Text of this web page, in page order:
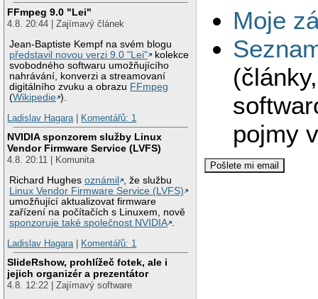
FFmpeg 9.0 "Lei"
4.8. 20:44 | Zajímavý článek
Jean-Baptiste Kempf na svém blogu
představil novou verzi 9.0 "Lei"
kolekce
svobodného softwaru umožňujícího
nahrávání, konverzi a streamovaní
digitálního zvuku a obrazu FFmpeg
(Wikipedie ).
Ladislav Hagara| Komentářů: 1
NVIDIA sponzorem služby Linux
Vendor Firmware Service (LVFS)
4.8. 20:11 | Komunita
Richard Hughesoznámil
, že službu
Linux Vendor Firmware Service (LVFS)
umožňující aktualizovat firmware
zařízení na počítačích s Linuxem, nově
sponzoruje také společnost NVIDIA
Ladislav Hagara| Komentářů: 1
SlideRshow, prohlížeč fotek, ale i
jejich organizér a prezentátor
4.8. 12:22 | Zajímavý software
Moje
pojmy